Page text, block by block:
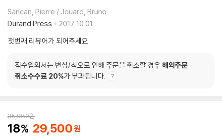
Sancan, Pierre / Jouard, Bruno
Durand Press
2017.10.01.
첫번째 리뷰어가 되어주세요
직수입외서는 변심/착오로 인해 주문을 취소할 경우 해외주문
취소수수료 20%가 부과됩니다.
35,980원
18 29,500